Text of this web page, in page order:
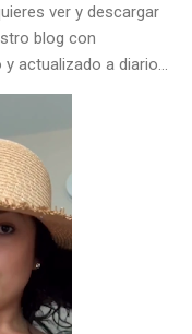
ver y descargar
blog con
actualizado a diario...